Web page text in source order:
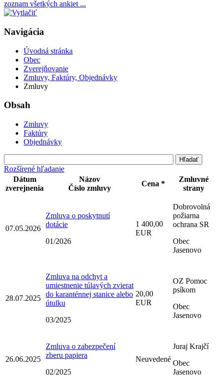
zoznam všetkých ankiet ...
Navigácia
Úvodná stránka
Obec
Zverejňovanie
Zmluvy, Faktúry, Objednávky
Zmluvy
Obsah
Zmluvy
Faktúry
Objednávky
Rozšírené hľadanie
Dátum
zverejnenia
Názov
Číslo zmluvy
Cena *
Zmluvné
strany
07.05.2026
Zmluva o poskytnutí
dotácie
01/2026
1 400,00
EUR
Dobrovolná
požiarna
ochrana SR
Obec
Jasenovo
28.07.2025
Zmluva na odchyt a
umiestnenie túlavých zvierat
do karanténnej stanice alebo
útulku
03/2025
20,00
EUR
OZ Pomoc
psíkom
Obec
Jasenovo
26.06.2025
Zmluva o zabezpečení
zberu papiera
02/2025
Neuvedené
Juraj Krajčí
Obec
Jasenovo